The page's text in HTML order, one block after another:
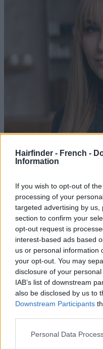
Hairfinder - French -
Information
If you wish to opt-out of
processing of your
targeted advertising by
section to confirm your
opt-out request is
interest-based ads based
us or personal information
your opt-out. You may
disclosure of your
IAB’s list of downstream
also be disclosed by us to
Downstream Participants
Personal Data